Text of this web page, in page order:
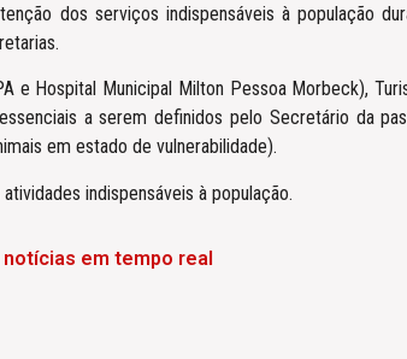
dos serviços indispensáveis à população
Hospital Municipal Milton Pessoa Morbeck),
a serem definidos pelo Secretário da
em estado de vulnerabilidade).
indispensáveis à população.
em tempo real